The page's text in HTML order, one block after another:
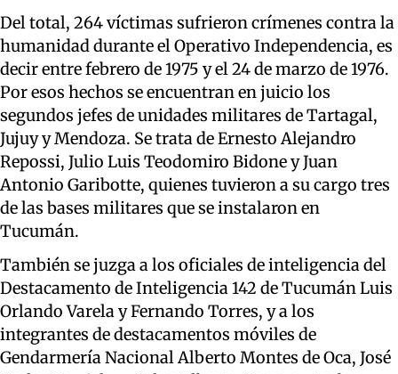
Del total, 264 víctimas sufrieron crímenes contra la
humanidad durante el Operativo Independencia, es
decir entre febrero de 1975 y el 24 de marzo de 1976.
Por esos hechos se encuentran en juicio los
segundos jefes de unidades militares de Tartagal,
Jujuy y Mendoza. Se trata de Ernesto Alejandro
Repossi, Julio Luis Teodomiro Bidone y Juan
Antonio Garibotte, quienes tuvieron a su cargo tres
de las bases militares que se instalaron en
Tucumán.
También se juzga a los oficiales de inteligencia del
Destacamento de Inteligencia 142 de Tucumán Luis
Orlando Varela y Fernando Torres, y a los
integrantes de destacamentos móviles de
Gendarmería Nacional Alberto Montes de Oca, José